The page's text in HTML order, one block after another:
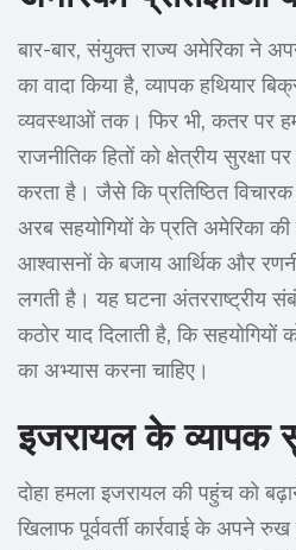
बार-बार, संयुक्त राज्य अमेरिका ने अपने
का वादा किया है, व्यापक हथियार
व्यवस्थाओं तक। फिर भी, कतर पर
राजनीतिक हितों को क्षेत्रीय सुरक्षा
करता है। जैसे कि प्रतिष्ठित
अरब सहयोगियों के प्रति अमेरिका की
आश्वासनों के बजाय आर्थिक और
लगती है। यह घटना अंतरराष्ट्रीय
कठोर याद दिलाती है, कि सहयोगियों
का अभ्यास करना चाहिए।
इजरायल के व्यापक
दोहा हमला इजरायल की पहुंच को
खिलाफ पूर्ववर्ती कार्रवाई के अपने